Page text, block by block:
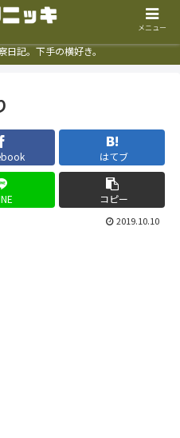
記。下手の横好き。
はてブ
コピー
2019.10.10
メニュー